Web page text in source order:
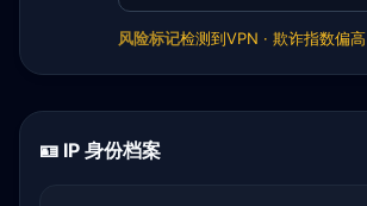
风险标记检测到VPN · 欺诈指数偏高
🪪 IP 身份档案